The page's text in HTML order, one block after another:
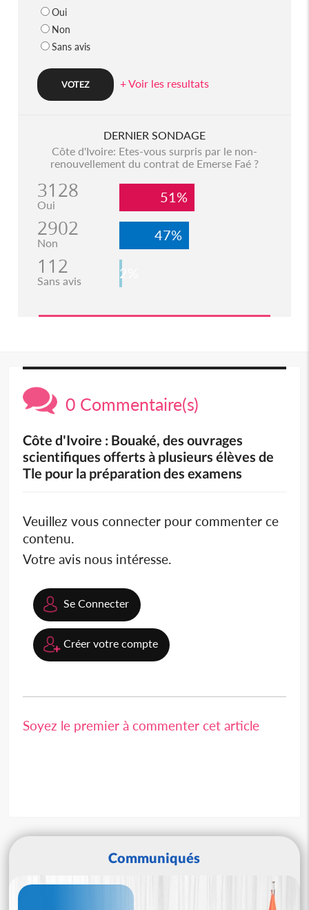
Oui
Non
Sans avis
+ Voir les resultats
DERNIER SONDAGE
Côte d'Ivoire: Etes-vous surpris par le non-
renouvellement du contrat de Emerse Faé ?
3128
Oui 51%
2902
Non 47%
112
Sans avis 2%
0 Commentaire(s)
Côte d'Ivoire : Bouaké, des ouvrages
scientifiques offerts à plusieurs élèves de
Tle pour la préparation des examens
Veuillez vous connecter pour commenter ce
contenu.
Votre avis nous intéresse.
Se Connecter
Créer votre compte
Soyez le premier à commenter cet article
Communiqués